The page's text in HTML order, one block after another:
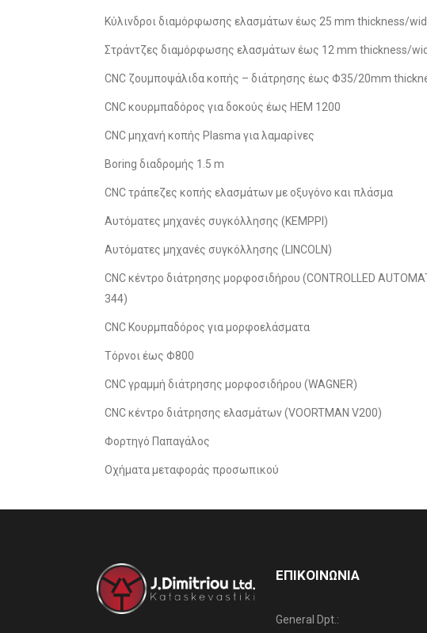
Κύλινδροι διαμόρφωσης ελασμάτων έως 25 mm thickness/
Στράντζες διαμόρφωσης ελασμάτων έως 12 mm thickness/
CNC ζουμποψάλιδα κοπής – διάτρησης έως Φ35/20mm
CNC κουρμπαδόρος για δοκούς έως ΗΕΜ 1200
CNC μηχανή κοπής Plasma για λαμαρίνες
Boring διαδρομής 1.5 m
CNC τράπεζες κοπής ελασμάτων με οξυγόνο και πλάσμα
Αυτόματες μηχανές συγκόλλησης (KEMPPI)
Αυτόματες μηχανές συγκόλλησης (LINCOLN)
CNC κέντρο διάτρησης μορφοσιδήρου (CONTROLLED
344)
CNC Κουρμπαδόρος για μορφοελάσματα
Τόρνοι έως Φ800
CNC γραμμή διάτρησης μορφοσιδήρου (WAGNER)
CNC κέντρο διάτρησης ελασμάτων (VOORTMAN V200)
Φορτηγό Παπαγάλος
Οχήματα μεταφοράς προσωπικού
ΕΠΙΚΟΙΝΩΝΙΑ
General Dpt.: